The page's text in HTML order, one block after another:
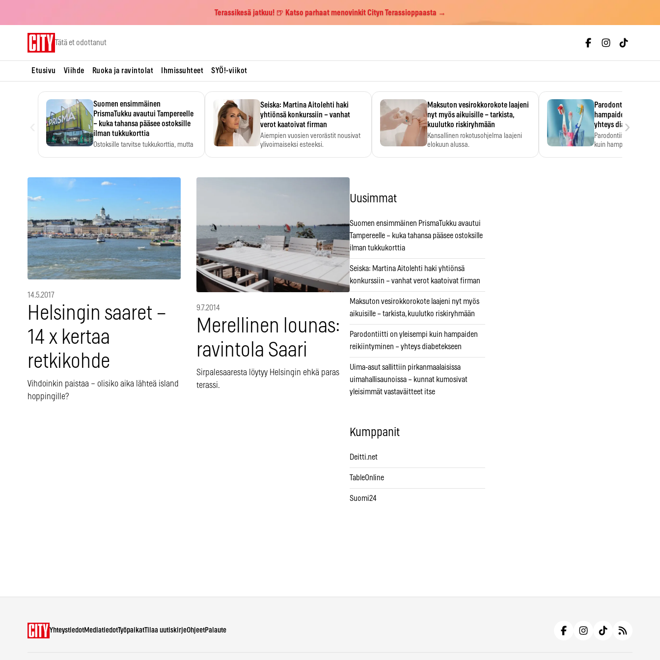
Terassikesä jatkuu! 🍺 Katso parhaat menovinkit Cityn Terassioppaasta →
Tätä et odottanut
Etusivu Viihde Ruoka ja ravintolat Ihmissuhteet SYÖ!-viikot
Suomen ensimmäinen
PrismaTukku avautui Tampereelle
– kuka tahansa pääsee ostoksille
ilman tukkukorttia
Ostoksille tarvitse tukkukorttia, mutta
Seiska: Martina Aitolehti haki
yhtiönsä konkurssiin – vanhat
verot kaatoivat firman
Aiempien vuosien verorästit nousivat
ylivoimaiseksi esteeksi.
Maksuton vesirokkorokote laajeni
nyt myös aikuisille – tarkista,
kuulutko riskiryhmään
Kansallinen rokotusohjelma laajeni
elokuun alussa.
Parodontiitti on
hampaiden
yhteys diabetekseen
Parodontiitti on
kuin hampaiden
›
14.5.2017
Helsingin saaret –
14 x kertaa
retkikohde
Vihdoinkin paistaa – olisiko aika lähteä island
hoppingille?
9.7.2014
Merellinen lounas:
ravintola Saari
Sirpalesaaresta löytyy Helsingin ehkä paras
terassi.
Uusimmat
Suomen ensimmäinen PrismaTukku avautui
Tampereelle – kuka tahansa pääsee ostoksille
ilman tukkukorttia
Seiska: Martina Aitolehti haki yhtiönsä
konkurssiin – vanhat verot kaatoivat firman
Maksuton vesirokkorokote laajeni nyt myös
aikuisille – tarkista, kuulutko riskiryhmään
Parodontiitti on yleisempi kuin hampaiden
reikiintyminen – yhteys diabetekseen
Uima-asut sallittiin pirkanmaalaisissa
uimahallisaunoissa – kunnat kumosivat
yleisimmät vastaväitteet itse
Kumppanit
Deitti.net
TableOnline
Suomi24
YhteystiedotMediatiedotTyöpaikatTilaa uutiskirjeOhjeetPalaute